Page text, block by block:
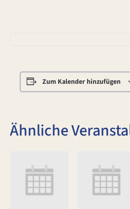
Zum Kalender hinzufügen
Ähnliche